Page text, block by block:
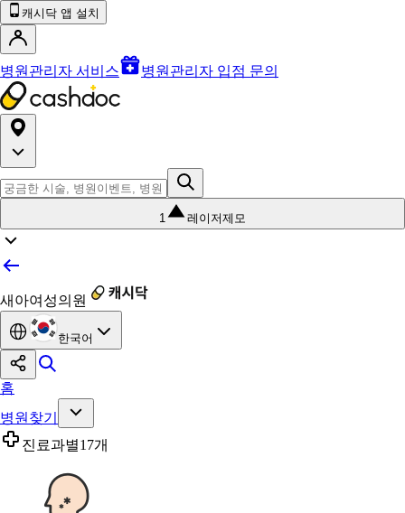
캐시닥 앱 설치
병원관리자 서비스 병원관리자 입점 문의
1 레이저제모
새아여성의원
한국어
홈
병원찾기
진료과별17개